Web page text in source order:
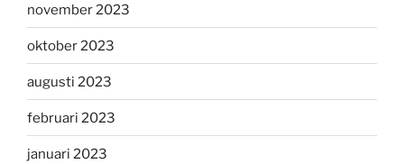
november 2023
oktober 2023
augusti 2023
februari 2023
januari 2023